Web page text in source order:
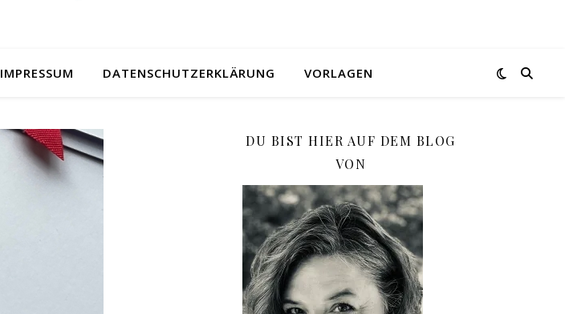
IMPRESSUM DATENSCHUTZERKLÄRUNG VORLAGEN
DU BIST HIER AUF DEM BLOG
VON